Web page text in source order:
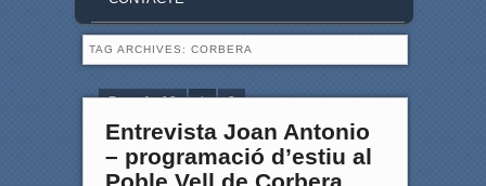
TAG ARCHIVES: CORBERA
Page 1 of 2 1 2
Entrevista Joan Antonio
– programació d’estiu al